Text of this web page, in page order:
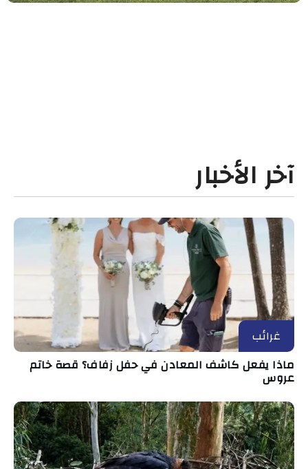
آخر الأخبار
غرائب
ماذا يفعل كاشف المعادن في حفل زفاف؟ قصة خاتم
عروس